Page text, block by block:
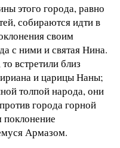
этого города, равно
собираются идти в
своим
с ними и святая Нина.
встретили близ
и царицы Наны;
толпой народа, они
города горной
Армазом.